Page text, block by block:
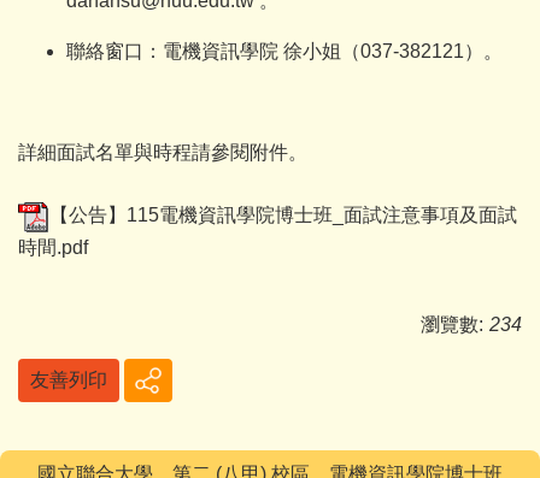
聯絡窗口：電機資訊學院 徐小姐（037-382121）。
詳細面試名單與時程請參閱附件。
【公告】115電機資訊學院博士班_面試注意事項及面試
時間.pdf
瀏覽數: 234
友善列印
國立聯合大學 第二 (八甲) 校區 電機資訊學院博士班